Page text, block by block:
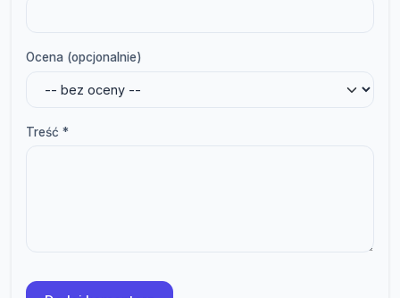
Ocena (opcjonalnie)
Treść *